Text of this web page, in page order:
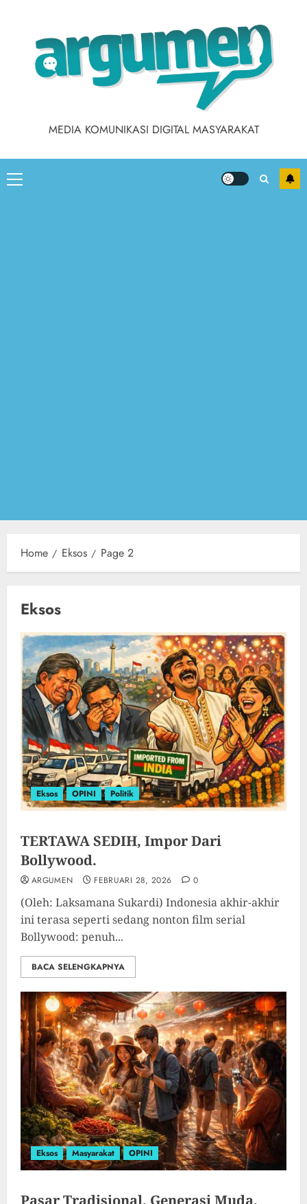
MEDIA KOMUNIKASI DIGITAL MASYARAKAT
Primary
Home Eksos Page 2
Eksos
Eksos OPINI Politik
TERTAWA SEDIH, Impor Dari
Bollywood.
ARGUMEN FEBRUARI 28, 2026 0
(Oleh: Laksamana Sukardi) Indonesia akhir-akhir
ini terasa seperti sedang nonton film serial
Bollywood: penuh...
BACA SELENGKAPNYA
Eksos Masyarakat OPINI